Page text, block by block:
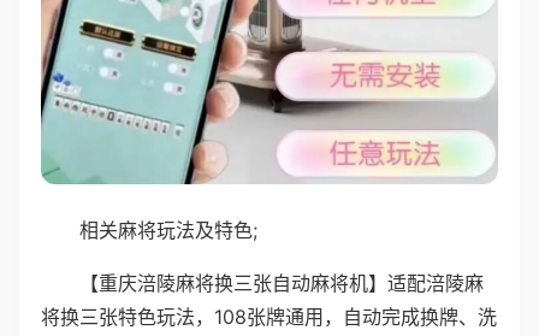
相关麻将玩法及特色;
【重庆涪陵麻将换三张自动麻将机】适配涪陵麻
将换三张特色玩法，108张牌通用，自动完成换牌、洗